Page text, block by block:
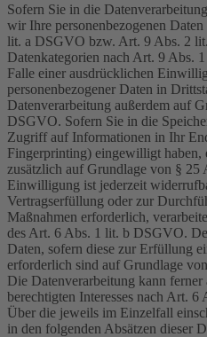
Sofern Sie in die
wir Ihre personenbezogenen
lit. a DSGVO bzw. Art. 9 Abs. 2
Datenkategorien nach Art. 9 Abs.
Falle einer ausdrücklichen
personenbezogener Daten in
Datenverarbeitung außerdem auf
DSGVO. Sofern Sie in die
Zugriff auf Informationen in Ihr
Fingerprinting) eingewilligt haben,
zusätzlich auf Grundlage von §
Einwilligung ist jederzeit
Vertragserfüllung oder zur
Maßnahmen erforderlich,
des Art. 6 Abs. 1 lit. b DSGVO.
Daten, sofern diese zur Erfüllung
erforderlich sind auf Grundlage
Die Datenverarbeitung kann ferner
berechtigten Interesses nach Art.
Über die jeweils im Einzelfall
in den folgenden Absätzen dieser